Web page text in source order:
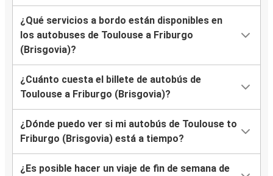
¿Qué servicios a bordo están disponibles en
los autobuses de Toulouse a Friburgo
(Brisgovia)?
¿Cuánto cuesta el billete de autobús de
Toulouse a Friburgo (Brisgovia)?
¿Dónde puedo ver si mi autobús de Toulouse to
Friburgo (Brisgovia) está a tiempo?
¿Es posible hacer un viaje de fin de semana de